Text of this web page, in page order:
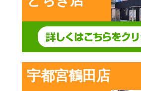
宇都宮鶴田店